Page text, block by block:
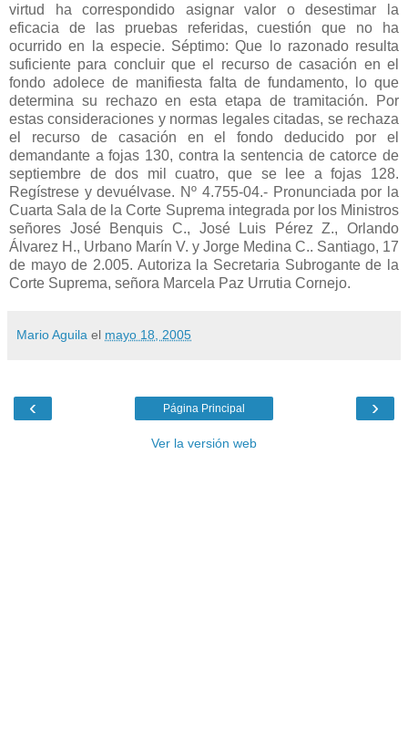
virtud ha correspondido asignar valor o desestimar la
eficacia de las pruebas referidas, cuestión que no ha
ocurrido en la especie. Séptimo: Que lo razonado resulta
suficiente para concluir que el recurso de casación en el
fondo adolece de manifiesta falta de fundamento, lo que
determina su rechazo en esta etapa de tramitación. Por
estas consideraciones y normas legales citadas, se rechaza
el recurso de casación en el fondo deducido por el
demandante a fojas 130, contra la sentencia de catorce de
septiembre de dos mil cuatro, que se lee a fojas 128.
Regístrese y devuélvase. Nº 4.755-04.- Pronunciada por la
Cuarta Sala de la Corte Suprema integrada por los Ministros
señores José Benquis C., José Luis Pérez Z., Orlando
Álvarez H., Urbano Marín V. y Jorge Medina C.. Santiago, 17
de mayo de 2.005. Autoriza la Secretaria Subrogante de la
Corte Suprema, señora Marcela Paz Urrutia Cornejo.
Mario Aguila el mayo 18, 2005
‹ ›
Página Principal
Ver la versión web